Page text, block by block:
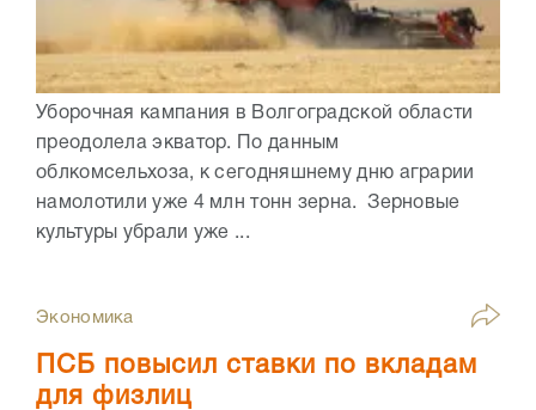
Уборочная кампания в Волгоградской области
преодолела экватор. По данным
облкомсельхоза, к сегодняшнему дню аграрии
намолотили уже 4 млн тонн зерна. Зерновые
культуры убрали уже ...
Экономика
ПСБ повысил ставки по вкладам
для физлиц